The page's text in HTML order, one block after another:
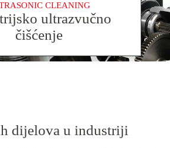
CLEANING
ultrazvučno
čišćenje
dijelova u industriji